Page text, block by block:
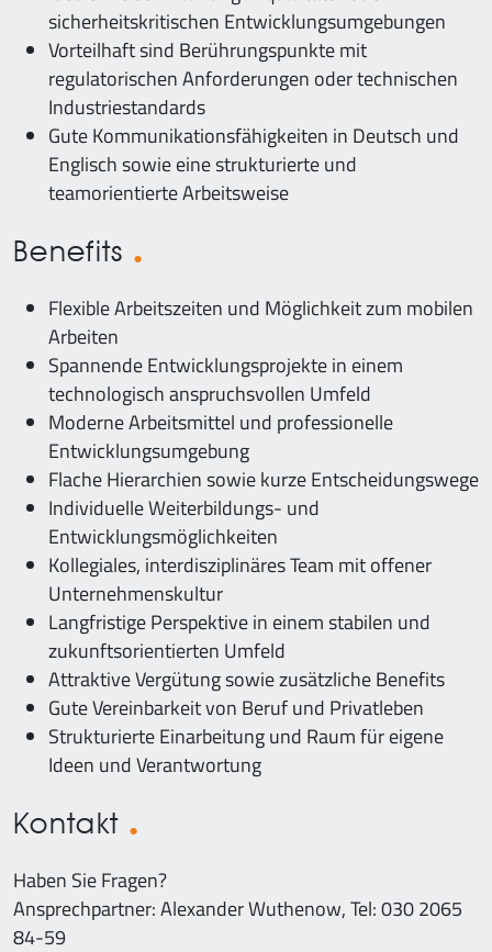
sicherheitskritischen Entwicklungsumgebungen
Vorteilhaft sind Berührungspunkte mit
regulatorischen Anforderungen oder technischen
Industriestandards
Gute Kommunikationsfähigkeiten in Deutsch und
Englisch sowie eine strukturierte und
teamorientierte Arbeitsweise
Benefits
Flexible Arbeitszeiten und Möglichkeit zum mobilen
Arbeiten
Spannende Entwicklungsprojekte in einem
technologisch anspruchsvollen Umfeld
Moderne Arbeitsmittel und professionelle
Entwicklungsumgebung
Flache Hierarchien sowie kurze Entscheidungswege
Individuelle Weiterbildungs- und
Entwicklungsmöglichkeiten
Kollegiales, interdisziplinäres Team mit offener
Unternehmenskultur
Langfristige Perspektive in einem stabilen und
zukunftsorientierten Umfeld
Attraktive Vergütung sowie zusätzliche Benefits
Gute Vereinbarkeit von Beruf und Privatleben
Strukturierte Einarbeitung und Raum für eigene
Ideen und Verantwortung
Kontakt
Haben Sie Fragen?
Ansprechpartner: Alexander Wuthenow, Tel: 030 2065
84-59